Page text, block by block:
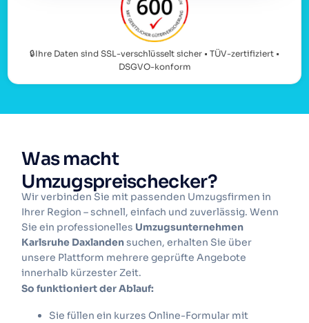
🔒Ihre Daten sind SSL-verschlüsselt sicher • TÜV-zertifiziert •
DSGVO-konform
Was macht
Umzugspreischecker?
Wir verbinden Sie mit passenden Umzugsfirmen in
Ihrer Region – schnell, einfach und zuverlässig. Wenn
Sie ein professionelles Umzugsunternehmen
Karlsruhe Daxlandensuchen, erhalten Sie über
unsere Plattform mehrere geprüfte Angebote
innerhalb kürzester Zeit.
So funktioniert der Ablauf:
Sie füllen ein kurzes Online-Formular mit